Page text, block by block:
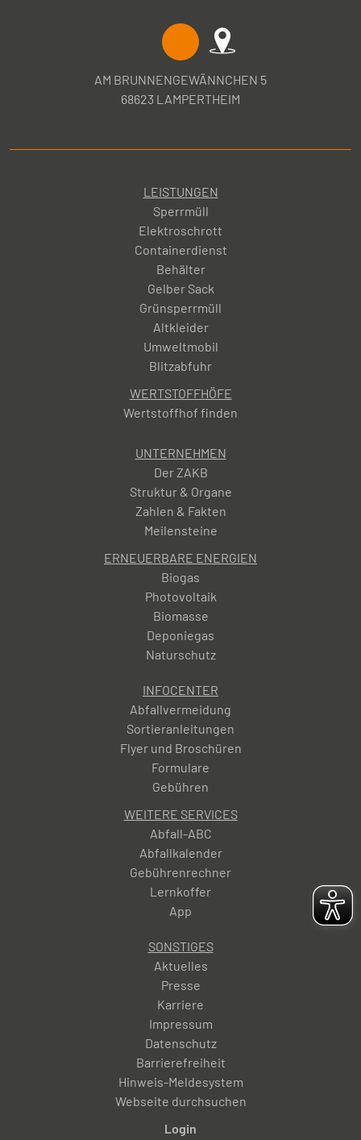
AM BRUNNENGEWÄNNCHEN 5
68623 LAMPERTHEIM
LEISTUNGEN
Sperrmüll
Elektroschrott
Containerdienst
Behälter
Gelber Sack
Grünsperrmüll
Altkleider
Umweltmobil
Blitzabfuhr
WERTSTOFFHÖFE
Wertstoffhof finden
UNTERNEHMEN
Der ZAKB
Struktur & Organe
Zahlen & Fakten
Meilensteine
ERNEUERBARE ENERGIEN
Biogas
Photovoltaik
Biomasse
Deponiegas
Naturschutz
INFOCENTER
Abfallvermeidung
Sortieranleitungen
Flyer und Broschüren
Formulare
Gebühren
WEITERE SERVICES
Abfall-ABC
Abfallkalender
Gebührenrechner
Lernkoffer
App
SONSTIGES
Aktuelles
Presse
Karriere
Impressum
Datenschutz
Barrierefreiheit
Hinweis-Meldesystem
Webseite durchsuchen
Login